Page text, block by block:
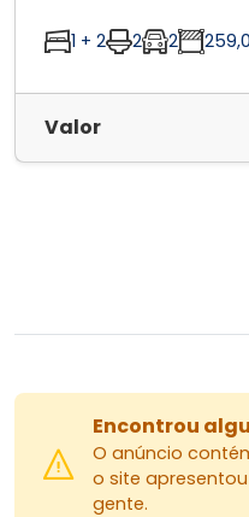
1 + 2 2 2
Valor
Encontrou
O anúncio
o site
gente.